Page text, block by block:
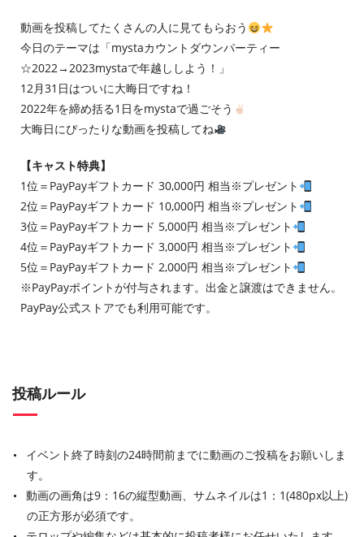
動画を投稿してたくさんの人に見てもらおう
今日のテーマは「mystaカウントダウンパーティー
☆2022→2023mystaで年越ししよう！」
12月31日はついに大晦日ですね！
2022年を締め括る1日をmystaで過ごそう
大晦日にぴったりな動画を投稿してね
【キャスト特典】
1位＝PayPayギフトカード 30,000円 相当※プレゼント
2位＝PayPayギフトカード 10,000円 相当※プレゼント
3位＝PayPayギフトカード 5,000円 相当※プレゼント
4位＝PayPayギフトカード 3,000円 相当※プレゼント
5位＝PayPayギフトカード 2,000円 相当※プレゼント
※PayPayポイントが付与されます。出金と譲渡はできません。
PayPay公式ストアでも利用可能です。
投稿ルール
イベント終了時刻の24時間前までに動画のご投稿をお願いしま
す。
動画の画角は9：16の縦型動画、サムネイルは1：1(480px以上)
の正方形が必須です。